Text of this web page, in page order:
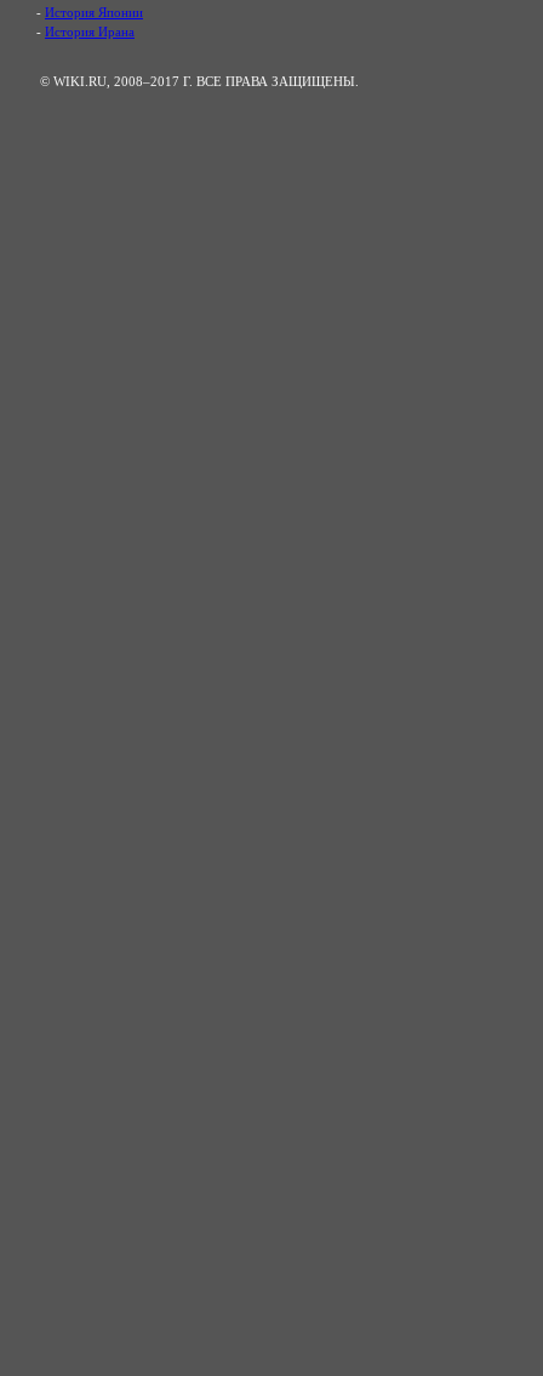
- История Японии
- История Ирана
© WIKI.RU, 2008–2017 Г. ВСЕ ПРАВА ЗАЩИЩЕНЫ.